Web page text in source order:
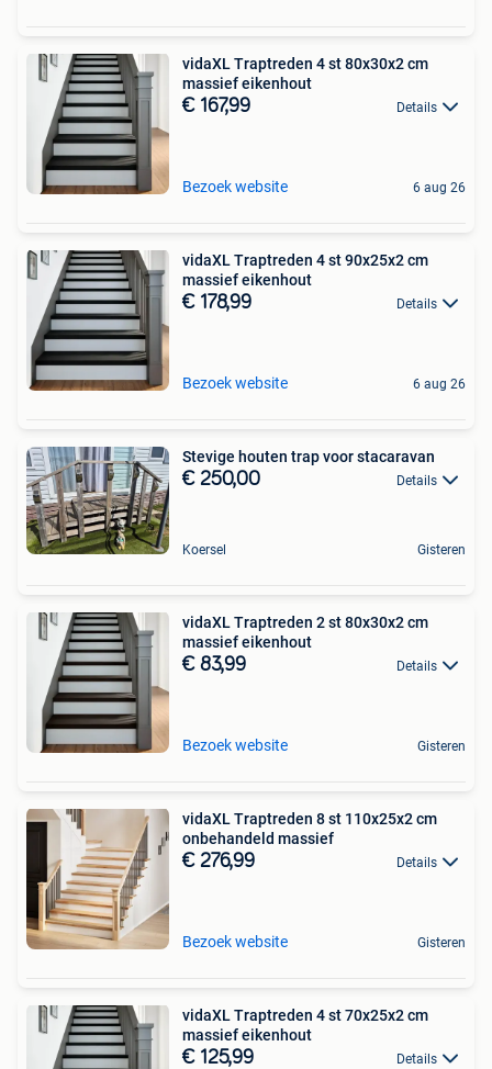
vidaXL Traptreden 4 st 80x30x2 cm
massief eikenhout
€ 167,99 Details
Bezoek website 6 aug 26
vidaXL Traptreden 4 st 90x25x2 cm
massief eikenhout
€ 178,99 Details
Bezoek website 6 aug 26
Stevige houten trap voor stacaravan
€ 250,00 Details
Koersel Gisteren
vidaXL Traptreden 2 st 80x30x2 cm
massief eikenhout
€ 83,99 Details
Bezoek website Gisteren
vidaXL Traptreden 8 st 110x25x2 cm
onbehandeld massief
€ 276,99 Details
Bezoek website Gisteren
vidaXL Traptreden 4 st 70x25x2 cm
massief eikenhout
€ 125,99 Details